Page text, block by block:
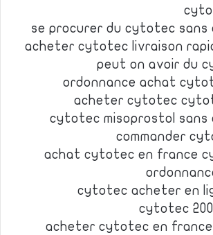
se procurer du cytotec sans
acheter cytotec livraison
peut on avoir du
ordonnance achat
acheter cytotec
cytotec misoprostol sans
commander
achat cytotec en france
cytotec acheter en
cytotec 200
acheter cytotec en